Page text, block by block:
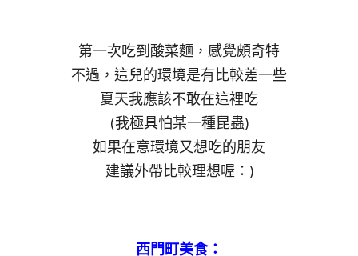
第一次吃到酸菜麵，感覺頗奇特
不過，這兒的環境是有比較差一些
夏天我應該不敢在這裡吃
(我極具怕某一種昆蟲)
如果在意環境又想吃的朋友
建議外帶比較理想喔：)
西門町美食：